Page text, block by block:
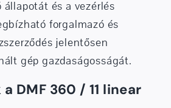
állapotát és a vezérlés
forgalmazó és
jelentősen
gép gazdaságosságát.
DMF 360 / 11 linear